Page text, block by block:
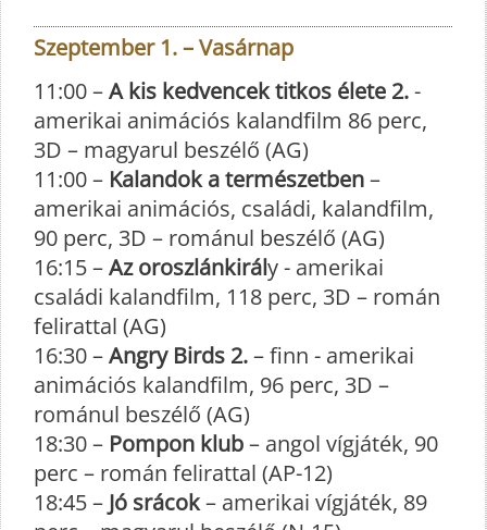
Szeptember 1. – Vasárnap
11:00 –A kis kedvencek titkos élete 2.-
amerikai animációs kalandfilm 86 perc,
3D – magyarul beszélő (AG)
11:00 – Kalandok a természetben–
amerikai animációs, családi, kalandfilm,
90 perc, 3D – románul beszélő (AG)
16:15 –Az oroszlánkirály - amerikai
családi kalandfilm, 118 perc, 3D – román
felirattal (AG)
16:30 –Angry Birds 2.– finn - amerikai
animációs kalandfilm, 96 perc, 3D –
románul beszélő (AG)
18:30 – Pompon klub– angol vígjáték, 90
perc – román felirattal (AP-12)
18:45 – Jó srácok– amerikai vígjáték, 89